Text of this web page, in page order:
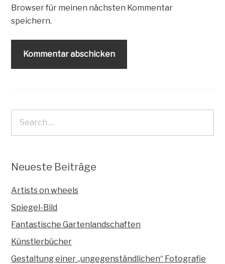
Browser für meinen nächsten Kommentar
speichern.
Neueste Beiträge
Artists on wheels
Spiegel-Bild
Fantastische Gartenlandschaften
Künstlerbücher
Gestaltung einer „ungegenständlichen“ Fotografie